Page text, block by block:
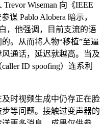
Wiseman 向《IEEE
谋 Pablo Alobera 暗示，
，他强调，目前支流的语
。从而将人物“移植”至逼
通话，延迟就越高。当及
ID spoofing）连系利
时视频生成中仍存正在脸
等问题。接触过变声器的